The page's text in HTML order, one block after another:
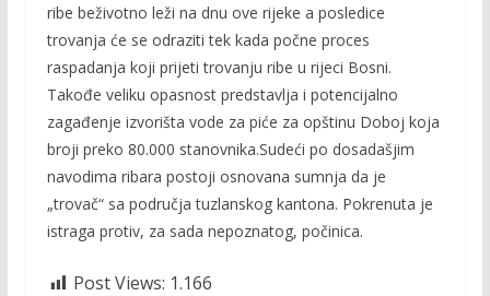
ribe beživotno leži na dnu ove rijeke a posledice
trovanja će se odraziti tek kada počne proces
raspadanja koji prijeti trovanju ribe u rijeci Bosni.
Takođe veliku opasnost predstavlja i potencijalno
zagađenje izvorišta vode za piće za opštinu Doboj koja
broji preko 80.000 stanovnika.Sudeći po dosadašjim
navodima ribara postoji osnovana sumnja da je
„trovač“ sa područja tuzlanskog kantona. Pokrenuta je
istraga protiv, za sada nepoznatog, počinica.
Post Views: 1.166